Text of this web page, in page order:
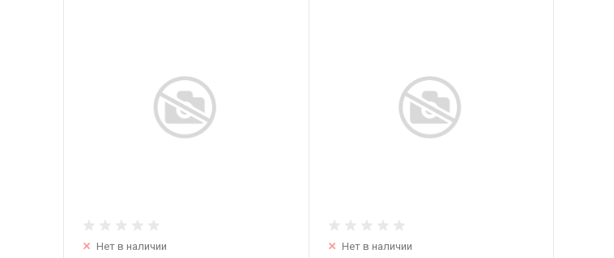
Нет в наличии Нет в наличии